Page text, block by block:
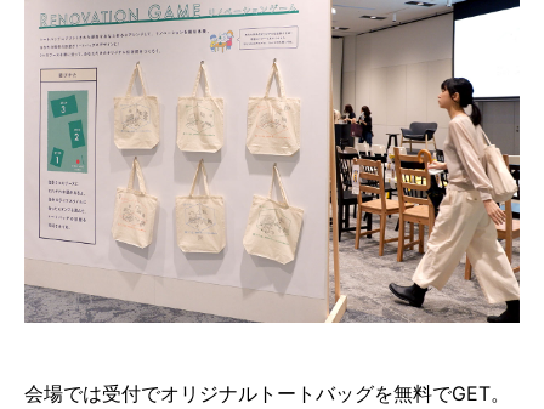
会場では受付でオリジナルトートバッグを無料でGET。